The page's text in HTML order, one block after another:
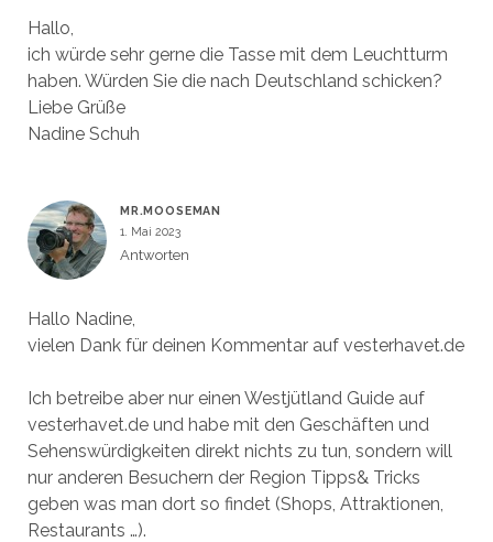
Hallo,
ich würde sehr gerne die Tasse mit dem Leuchtturm
haben. Würden Sie die nach Deutschland schicken?
Liebe Grüße
Nadine Schuh
MR.MOOSEMAN
1. Mai 2023
Antworten
Hallo Nadine,
vielen Dank für deinen Kommentar auf vesterhavet.de
Ich betreibe aber nur einen Westjütland Guide auf
vesterhavet.de und habe mit den Geschäften und
Sehenswürdigkeiten direkt nichts zu tun, sondern will
nur anderen Besuchern der Region Tipps& Tricks
geben was man dort so findet (Shops, Attraktionen,
Restaurants …).